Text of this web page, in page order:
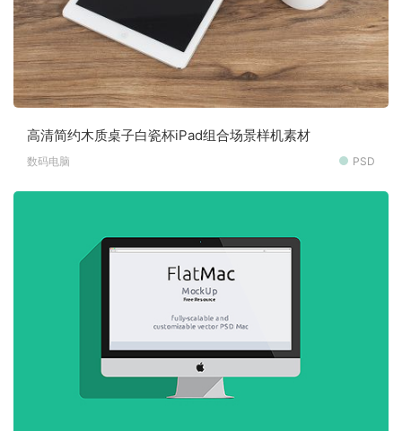
高清简约木质桌子白瓷杯iPad组合场景样机素材
数码电脑 PSD